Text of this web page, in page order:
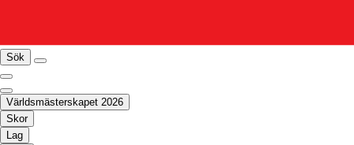
Sök
Världsmästerskapet 2026
Skor
Lag